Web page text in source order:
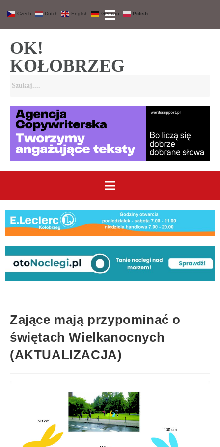
OK!
KOŁOBRZEG
Zające mają przypominać o
świętach Wielkanocnych
(AKTUALIZACJA)
Czech Dutch English German Polish